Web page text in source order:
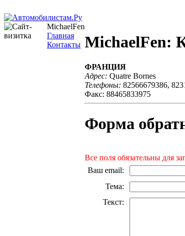
MichaelFen
Главная
Контакты MichaelFen:
ФРАНЦИЯ
Адрес: Quatre Bornes
Телефоны: 82566679386,
Факс: 88465833975
Форма
Все поля обязательны для
Ваш email:
Тема:
Текст: